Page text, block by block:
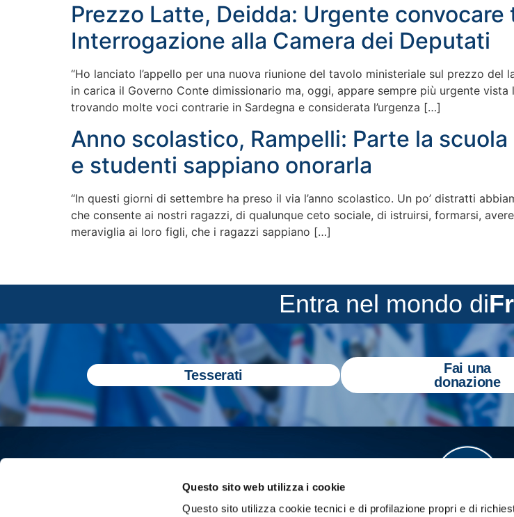
Questo sito web utilizza i cookie
Questo sito utilizza cookie tecnici e di profilazione propri e di
Prezzo Latte, Deidda: Urgente
Interrogazione alla Camera dei Deputati
“Ho lanciato l’appello per una nuova riunione del tavolo ministeriale sul prezzo
in carica il Governo Conte dimissionario ma, oggi, appare sempre più urgente
trovando molte voci contrarie in Sardegna e considerata l’urgenza […]
Anno scolastico, Rampelli: Parte la
e studenti sappiano onorarla
“In questi giorni di settembre ha preso il via l’anno scolastico. Un po’ distratti
che consente ai nostri ragazzi, di qualunque ceto sociale, di istruirsi, formarsi,
meraviglia ai loro figli, che i ragazzi sappiano […]
Entra nel mondo di
Tesserati
Fai una
donazione